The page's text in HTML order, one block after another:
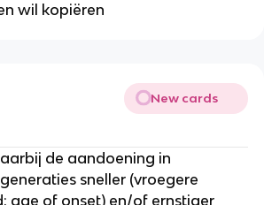
wil kopiëren
New cards
de aandoening in
sneller (vroegere
age of onset) en/of ernstiger